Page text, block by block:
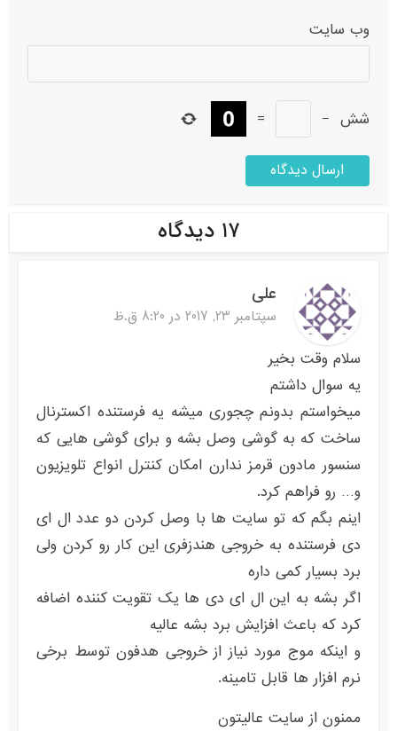
وب‌ سایت
شش −
=
۱۷ دیدگاه
علی
سپتامبر 23, 2017 در 8:20 ق.ظ
سلام وقت بخیر
یه سوال داشتم
میخواستم بدونم چجوری میشه یه فرستنده اکسترنال
ساخت که به گوشی وصل بشه و برای گوشی هایی که
سنسور مادون قرمز ندارن امکان کنترل انواع تلویزیون
و… رو فراهم کرد.
اینم بگم که تو سایت ها با وصل کردن دو عدد ال ای
دی فرستنده به خروجی هندزفری این کار رو کردن ولی
برد بسیار کمی داره
اگر بشه به این ال ای دی ها یک تقویت کننده اضافه
کرد که باعث افزایش برد بشه عالیه
و اینکه موج مورد نیاز از خروجی هدفون توسط برخی
نرم افزار ها قابل تامینه.
ممنون از سایت عالیتون